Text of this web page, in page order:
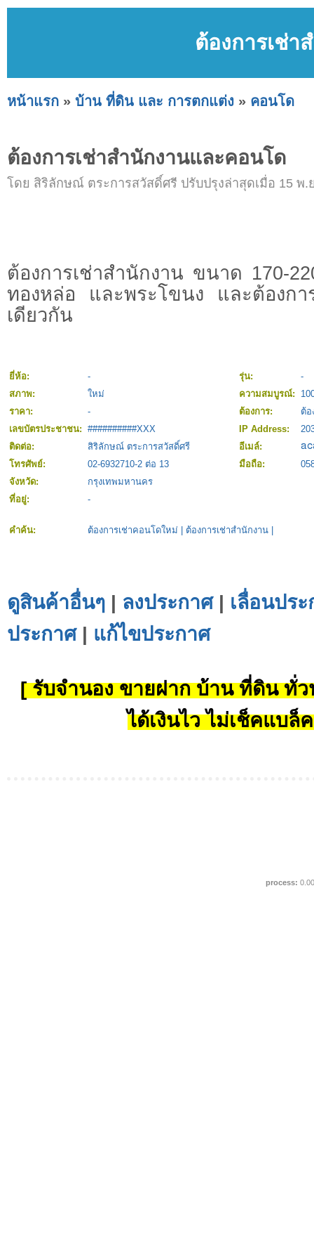
ต้องการเช่า
หน้าแรก » บ้าน ที่ดิน และ การตกแต่ง » คอนโด
ต้องการเช่าสำนักงานและคอนโด
โดย สิริลักษณ์ ตระการสวัสดิ์ศรี ปรับปรุงล่าสุดเมื่อ 15 พ.
ต้องการเช่าสำนักงาน ขนาด 170-
ทองหล่อ และพระโขนง และต้องกา
เดียวกัน
ยี่ห้อ: - รุ่น:
-
สภาพ:
ใหม่ ความสมบูรณ์:
ราคา:
- ต้องการ:
ต้อ
เลขบัตรประชาชน: ##########XXX IP Address:
ติดต่อ:
สิริลักษณ์ ตระการสวัสดิ์ศรี
อีเมล์:
โทรศัพย์:
02-6932710-2 ต่อ 13 มือถือ:
จังหวัด:
กรุงเทพมหานคร
ที่อยู่:
-
คำค้น: ต้องการเช่าคอนโดใหม่ ต้องการเช่าสำนักงาน
ดูสินค้าอื่นๆ | ลงประกาศ| เลื่อนปร
ประกาศ| แก้ไขประกาศ
[ รับจำนอง ขายฝาก บ้าน ที่ดิน ทั่ว
ได้เงินไว ไม่เช็คแบล็
process: